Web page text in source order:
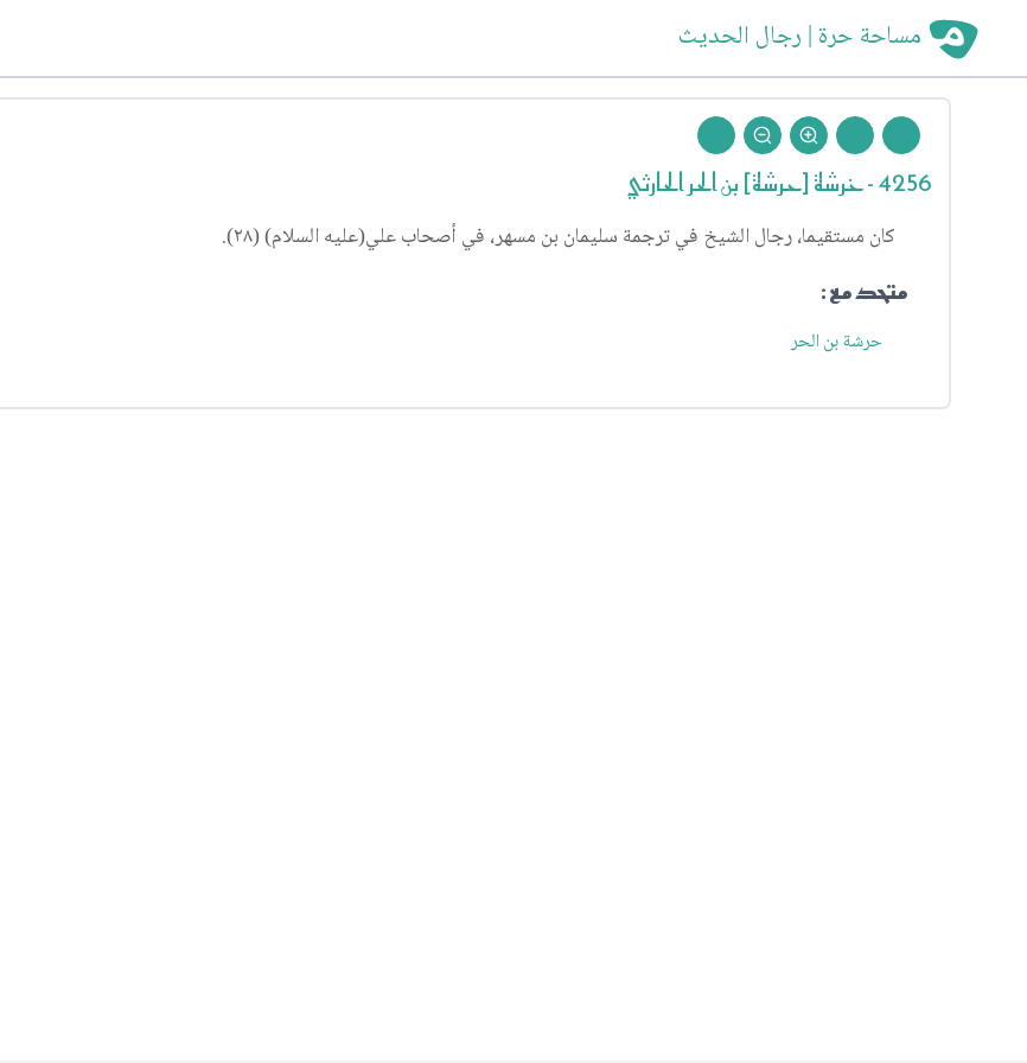
مساحة حرة | رجال الحديث
4256 - خرشة [حرشة] بن الحر الحارثي
كان مستقيما، رجال الشيخ في ترجمة سليمان بن مسهر، في أصحاب علي(عليه السلام) (٢٨).
متحد مع :
حرشة بن الحر